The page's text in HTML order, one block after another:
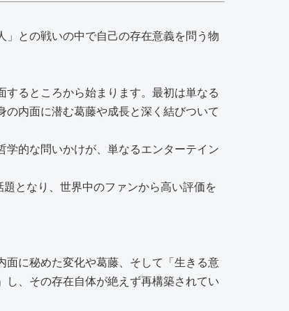
」との戦いの中で自己の存在意義を問う物
るところから始まります。最初は単なる
内面に潜む葛藤や成長と深く結びついて
的な問いかけが、単なるエンターテイン
となり、世界中のファンから高い評価を
面に秘めた変化や葛藤、そして「生きる意
、その存在自体が絶えず再構築されてい